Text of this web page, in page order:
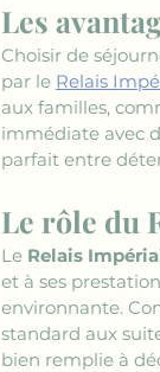
Les
Choisir de
par le Relais
aux familles,
immédiate avec
parfait entre
Le rôle du
Le Relais
et à ses
environnante.
standard aux
bien remplie à